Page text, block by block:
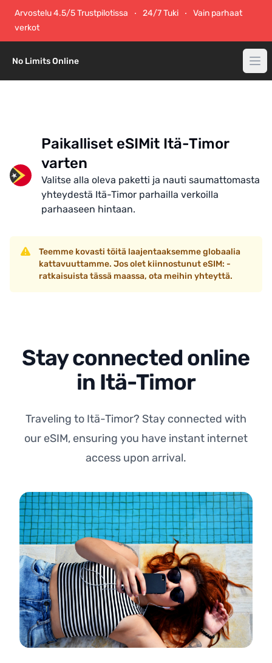
Arvostelu 4.5/5 Trustpilotissa 24/7 Tuki
Vain parhaat
verkot
No Limits Online
Paikalliset eSIMit Itä-Timor
varten
Valitse alla oleva paketti ja nauti saumattomasta
yhteydestä Itä-Timor parhailla verkoilla
parhaaseen hintaan.
Teemme kovasti töitä laajentaaksemme globaalia
kattavuuttamme. Jos olet kiinnostunut eSIM: -
ratkaisuista tässä maassa, ota meihin yhteyttä.
Stay connected online
in Itä-Timor
Traveling to Itä-Timor? Stay connected with
our eSIM, ensuring you have instant internet
access upon arrival.